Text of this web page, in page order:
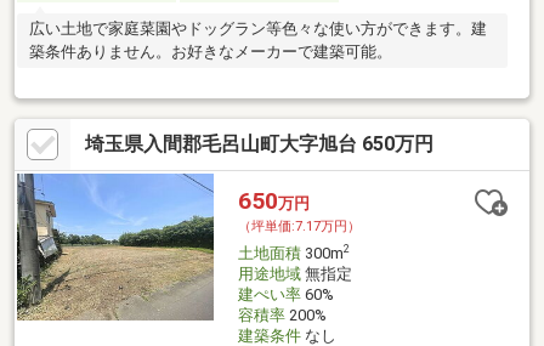
広い土地で家庭菜園やドッグラン等色々な使い方ができます。建
築条件ありません。お好きなメーカーで建築可能。
埼玉県入間郡毛呂山町大字旭台 650万円
650万円
（坪単価:7.17万円）
土地面積300m2
用途地域無指定
建ぺい率60%
容積率200%
建築条件なし